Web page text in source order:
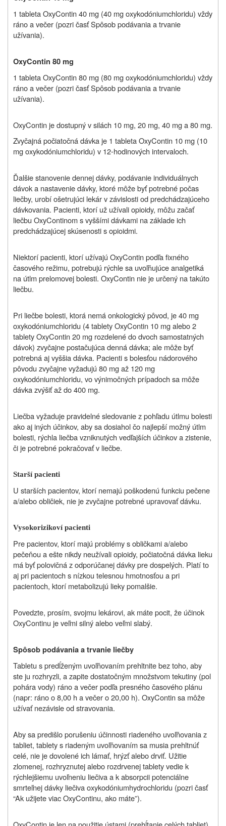
1 tabletaOxyContin 40 mg (40 mgoxykodóniumchloridu) vždy
ráno a večer (pozri časť Spôsob podávania a trvanie
užívania).
OxyContin 80 mg
1 tabletaOxyContin 80 mg (80 mgoxykodóniumchloridu) vždy
ráno a večer (pozri časť Spôsob podávania a trvanie
užívania).
OxyContin je dostupný v silách 10 mg, 20 mg, 40 mg a 80 mg.
Zvyčajná počiatočná dávka je 1 tableta OxyContin 10 mg (10
mg oxykodóniumchloridu) v 12-hodinových intervaloch.
Ďalšie stanovenie dennej dávky, podávanie individuálnych
dávok a nastavenie dávky, ktoré môže byť potrebné počas
liečby, urobí ošetrujúci lekár v závislosti od predchádzajúceho
dávkovania. Pacienti, ktorí už užívali opioidy, môžu začať
liečbu OxyContinom s vyššími dávkami na základe ich
predchádzajúcej skúsenosti s opioidmi.
Niektorí pacienti, ktorí užívajú OxyContin podľa fixného
časového režimu, potrebujú rýchle sa uvoľňujúce analgetiká
na útlm prelomovej bolesti. OxyContin nie je určený na takúto
liečbu.
Pri liečbe bolesti, ktorá nemá onkologický pôvod, je 40 mg
oxykodóniumchloridu (4 tablety OxyContin 10 mg alebo 2
tablety OxyContin 20 mg rozdelené do dvoch samostatných
dávok) zvyčajne postačujúca denná dávka; ale môže byť
potrebná aj vyššia dávka. Pacienti s bolesťou nádorového
pôvodu zvyčajne vyžadujú 80 mg až 120 mg
oxykodóniumchloridu, vo výnimočných prípadoch sa môže
dávka zvýšiť až do 400 mg.
Liečba vyžaduje pravidelné sledovanie z pohľadu útlmu bolesti
ako aj iných účinkov, aby sa dosiahol čo najlepší možný útlm
bolesti, rýchla liečba vzniknutých vedľajších účinkov a zistenie,
či je potrebné pokračovať v liečbe.
Starší pacienti
U starších pacientov, ktorí nemajú poškodenú funkciu pečene
a/alebo obličiek, nie je zvyčajne potrebné upravovať dávku.
Vysokorizikoví pacienti
Pre pacientov, ktorí majú problémy s obličkami a/alebo
pečeňou a ešte nikdy neužívali opioidy, počiatočná dávka lieku
má byť polovičná z odporúčanej dávky pre dospelých. Platí to
aj pri pacientoch s nízkou telesnou hmotnosťou a pri
pacientoch, ktorí metabolizujú lieky pomalšie.
Povedzte, prosím, svojmu lekárovi, ak máte pocit, že účinok
OxyContinu je veľmi silný alebo veľmi slabý.
Spôsob podávania a trvanie liečby
Tabletu s predĺženým uvoľňovaním prehltnite bez toho, aby
ste ju rozhryzli, a zapite dostatočným množstvom tekutiny (pol
pohára vody) ráno a večer podľa presného časového plánu
(napr: ráno o 8,00 h a večer o 20,00 h). OxyContin sa môže
užívať nezávisle od stravovania.
Aby sa predišlo porušeniu účinnosti riadeného uvoľňovania z
tabliet, tablety s riadeným uvoľňovaním sa musia prehltnúť
celé, nie je dovolené ich lámať, hrýzť alebo drviť. Užitie
zlomenej, rozhryznutej alebo rozdrvenej tablety vedie k
rýchlejšiemu uvoľneniu liečiva a k absorpcii potenciálne
smrteľnej dávky liečiva oxykodóniumhydrochloridu (pozri časť
“Ak užijete viac OxyContinu, ako máte”).